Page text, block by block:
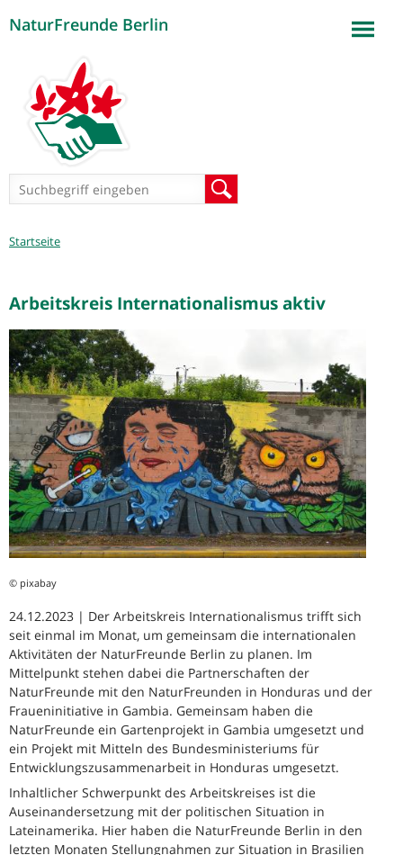
NaturFreunde Berlin
Suchformular
Sie
Startseite
Arbeitskreis Internationalismus aktiv
© pixabay
24.12.2023 | Der Arbeitskreis Internationalismus trifft sich
seit einmal im Monat, um gemeinsam die internationalen
Aktivitäten der NaturFreunde Berlin zu planen. Im
Mittelpunkt stehen dabei die Partnerschaften der
NaturFreunde mit den NaturFreunden in Honduras und der
Fraueninitiative in Gambia. Gemeinsam haben die
NaturFreunde ein Gartenprojekt in Gambia umgesetzt und
ein Projekt mit Mitteln des Bundesministeriums für
Entwicklungszusammenarbeit in Honduras umgesetzt.
Inhaltlicher Schwerpunkt des Arbeitskreises ist die
Auseinandersetzung mit der politischen Situation in
Lateinamerika. Hier haben die NaturFreunde Berlin in den
letzten Monaten Stellungnahmen zur Situation in Brasilien